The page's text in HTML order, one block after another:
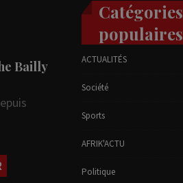
Bailly
Catégories
populaires
ACTUALITÉS
Société
Sports
AFRIK'ACTU
Politique